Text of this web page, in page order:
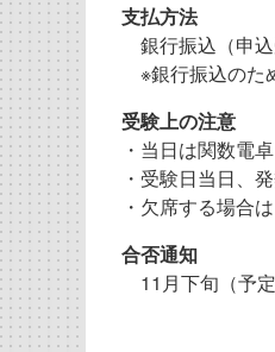
支払方法
銀行振込（申込
※銀行振込のた
受験上の注意
・当日は関数電
・受験日当日、
・ 欠席する場合
合否通知
11月下旬（予